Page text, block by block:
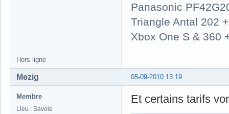
Panasonic
Triangle Antal 202
Xbox One S & 360
Hors ligne
05-09-2010 13:19
Mezig
Membre
Lieu : Savoie
Et certains tarifs